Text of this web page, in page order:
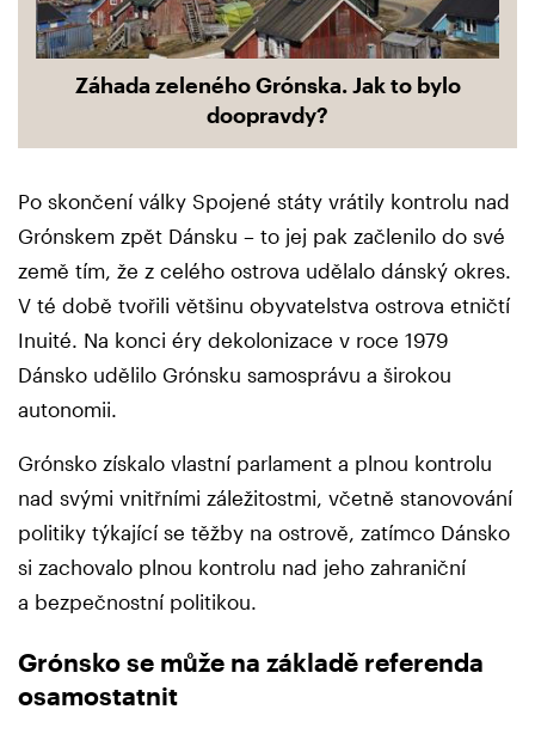
Záhada zeleného Grónska. Jak to bylo
doopravdy?
Po skončení války Spojené státy vrátily kontrolu nad
Grónskem zpět Dánsku – to jej pak začlenilo do své
země tím, že z celého ostrova udělalo dánský okres.
V té době tvořili většinu obyvatelstva ostrova etničtí
Inuité. Na konci éry dekolonizace v roce 1979
Dánsko udělilo Grónsku samosprávu a širokou
autonomii.
Grónsko získalo vlastní parlament a plnou kontrolu
nad svými vnitřními záležitostmi, včetně stanovování
politiky týkající se těžby na ostrově, zatímco Dánsko
si zachovalo plnou kontrolu nad jeho zahraniční
a bezpečnostní politikou.
Grónsko se může na základě referenda
osamostatnit